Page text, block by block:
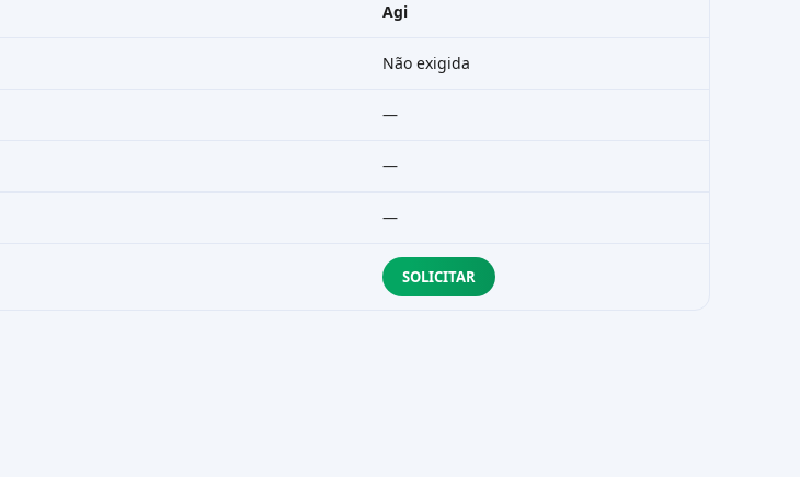
Agi
Não exigida
—
—
—
SOLICITAR